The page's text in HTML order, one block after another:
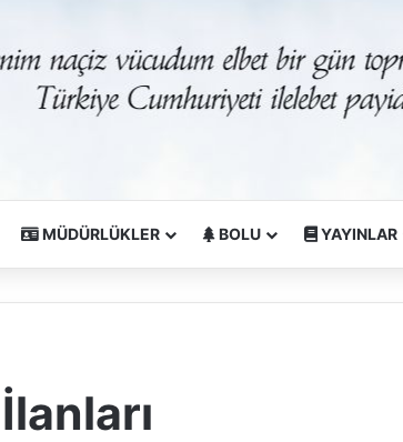
MÜDÜRLÜKLER BOLU YAYINLAR